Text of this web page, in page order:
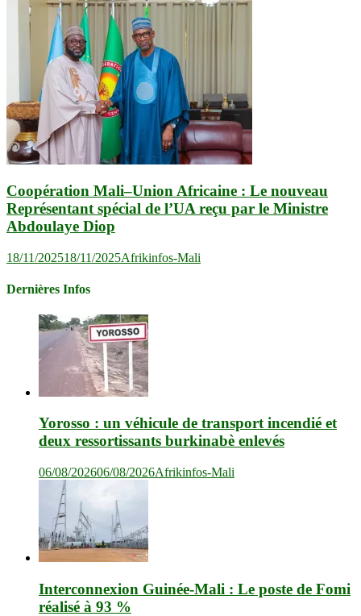
Coopération Mali–Union Africaine : Le nouveau
Représentant spécial de l’UA reçu par le Ministre
Abdoulaye Diop
18/11/202518/11/2025Afrikinfos-Mali
Dernières Infos
Yorosso : un véhicule de transport incendié et
deux ressortissants burkinabè enlevés
06/08/202606/08/2026Afrikinfos-Mali
Interconnexion Guinée-Mali : Le poste de Fomi
réalisé à 93 %